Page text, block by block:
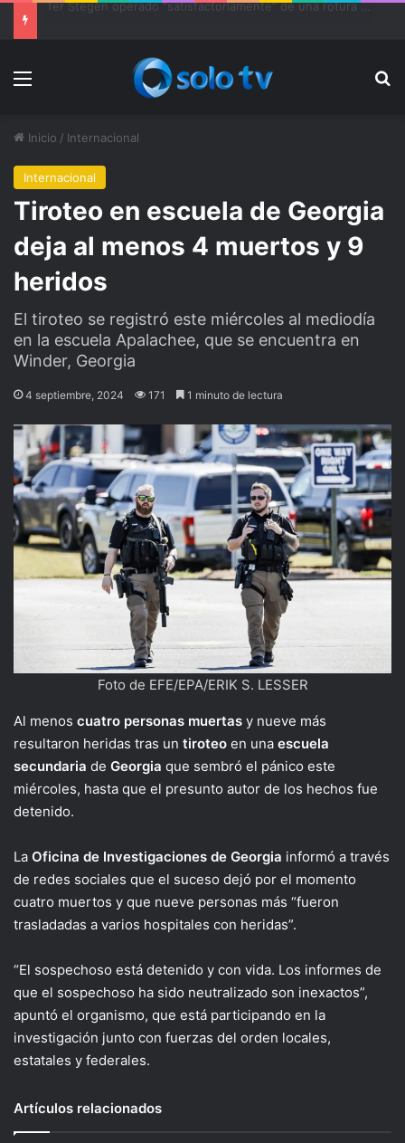
Menu
Inicio / Internacional
Internacional
Tiroteo en escuela de Georgia
deja al menos 4 muertos y 9
heridos
El tiroteo se registró este miércoles al mediodía
en la escuela Apalachee, que se encuentra en
Winder, Georgia
4 septiembre, 2024 171 1 minuto de lectura
Foto de EFE/EPA/ERIK S. LESSER
Al menos cuatro personas muertas y nueve más
resultaron heridas tras un tiroteo en una escuela
secundaria de Georgia que sembró el pánico este
miércoles, hasta que el presunto autor de los hechos fue
detenido.
La Oficina de Investigaciones de Georgia informó a través
de redes sociales que el suceso dejó por el momento
cuatro muertos y que nueve personas más “fueron
trasladadas a varios hospitales con heridas”.
“El sospechoso está detenido y con vida. Los informes de
que el sospechoso ha sido neutralizado son inexactos”,
apuntó el organismo, que está participando en la
investigación junto con fuerzas del orden locales,
estatales y federales.
Artículos relacionados